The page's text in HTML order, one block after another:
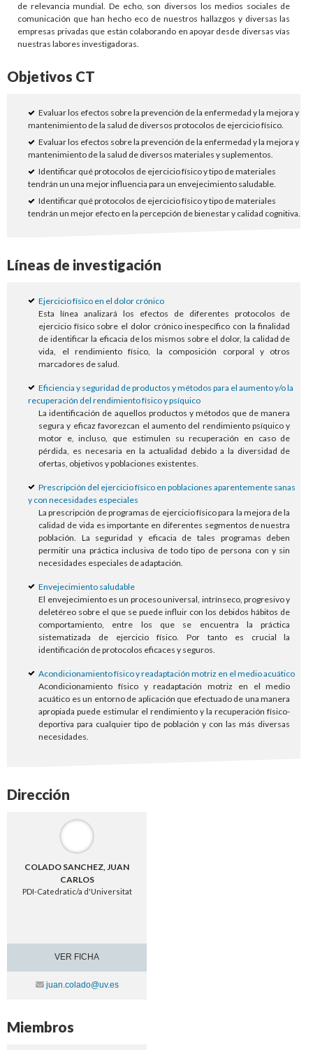
de relevancia mundial. De echo, son diversos los medios sociales de
comunicación que han hecho eco de nuestros hallazgos y diversas las
empresas privadas que están colaborando en apoyar desde diversas vías
nuestras labores investigadoras.
Objetivos CT
Evaluar los efectos sobre la prevención de la enfermedad y la mejora y
mantenimiento de la salud de diversos protocolos de ejercicio físico.
Evaluar los efectos sobre la prevención de la enfermedad y la mejora y
mantenimiento de la salud de diversos materiales y suplementos.
Identificar qué protocolos de ejercicio físico y tipo de materiales
tendrán un una mejor influencia para un envejecimiento saludable.
Identificar qué protocolos de ejercicio físico y tipo de materiales
tendrán un mejor efecto en la percepción de bienestar y calidad cognitiva.
Líneas de investigación
Ejercicio físico en el dolor crónico
Esta línea analizará los efectos de diferentes protocolos de
ejercicio físico sobre el dolor crónico inespecífico con la finalidad
de identificar la eficacia de los mismos sobre el dolor, la calidad de
vida, el rendimiento físico, la composición corporal y otros
marcadores de salud.
Eficiencia y seguridad de productos y métodos para el aumento y/o la
recuperación del rendimiento físico y psíquico
La identificación de aquellos productos y métodos que de manera
segura y eficaz favorezcan el aumento del rendimiento psíquico y
motor e, incluso, que estimulen su recuperación en caso de
pérdida, es necesaria en la actualidad debido a la diversidad de
ofertas, objetivos y poblaciones existentes.
Prescripción del ejercicio físico en poblaciones aparentemente sanas
y con necesidades especiales
La prescripción de programas de ejercicio físico para la mejora de la
calidad de vida es importante en diferentes segmentos de nuestra
población. La seguridad y eficacia de tales programas deben
permitir una práctica inclusiva de todo tipo de persona con y sin
necesidades especiales de adaptación.
Envejecimiento saludable
El envejecimiento es un proceso universal, intrínseco, progresivo y
deletéreo sobre el que se puede influir con los debidos hábitos de
comportamiento, entre los que se encuentra la práctica
sistematizada de ejercicio físico. Por tanto es crucial la
identificación de protocolos eficaces y seguros.
Acondicionamiento físico y readaptación motriz en el medio acuático
Acondicionamiento físico y readaptación motriz en el medio
acuático es un entorno de aplicación que efectuado de una manera
apropiada puede estimular el rendimiento y la recuperación físico-
deportiva para cualquier tipo de población y con las más diversas
necesidades.
Dirección
COLADO SANCHEZ, JUAN
CARLOS
PDI-Catedratic/a d'Universitat
VER FICHA
Contacte
juan.colado@uv.es
Miembros